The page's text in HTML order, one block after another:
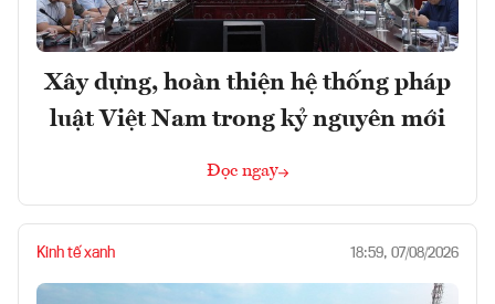
Xây dựng, hoàn thiện hệ thống pháp
luật Việt Nam trong kỷ nguyên mới
Đọc ngay
Kinh tế xanh 18:59, 07/08/2026